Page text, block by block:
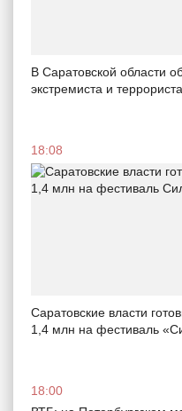
В Саратовской области
экстремиста и террориста
18:08
Саратовские власти
1,4 млн на фестиваль
18:00